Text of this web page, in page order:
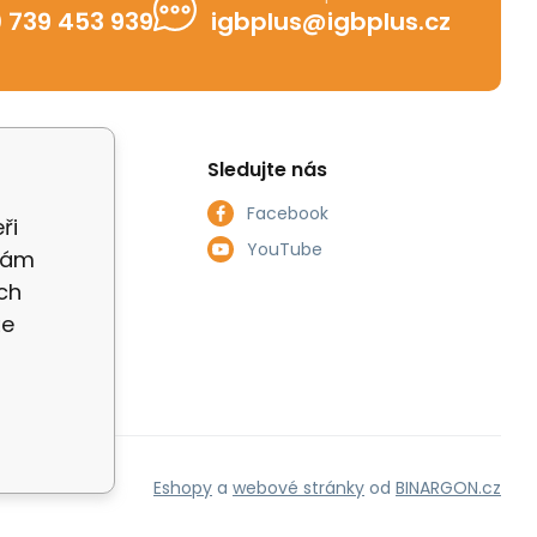
739 453 939 igbplus@igbplus.cz
údajů
Sledujte nás
Facebook
YouTube
Eshopy a webové stránky od BINARGON.cz